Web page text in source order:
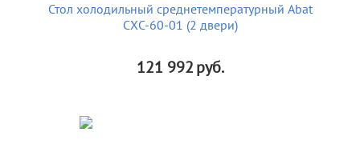
Стол холодильный среднетемпературный Abat
СХС-60-01 (2 двери)
121 992руб.